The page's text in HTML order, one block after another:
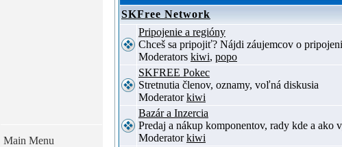
Main Menu
SKFree Network
Pripojenie a regióny
Chceš sa pripojiť? Nájdi záujemcov o
Moderators kiwi, popo
SKFREE Pokec
Stretnutia členov, oznamy, voľná diskusia
Moderatorkiwi
Bazár a Inzercia
Predaj a nákup komponentov, rady kde a ako
Moderatorkiwi